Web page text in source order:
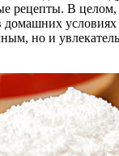
рецепты. В целом,
домашних условиях
но и